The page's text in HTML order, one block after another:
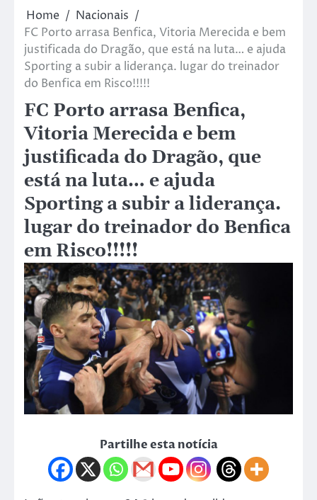
Home
Nacionais
FC Porto arrasa Benfica, Vitoria Merecida e bem
justificada do Dragão, que está na luta… e ajuda
Sporting a subir a liderança. lugar do treinador
do Benfica em Risco!!!!!
FC Porto arrasa Benfica,
Vitoria Merecida e bem
justificada do Dragão, que
está na luta… e ajuda
Sporting a subir a liderança.
lugar do treinador do Benfica
em Risco!!!!!
Partilhe esta notícia